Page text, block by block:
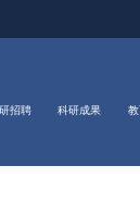
招聘 科研成果